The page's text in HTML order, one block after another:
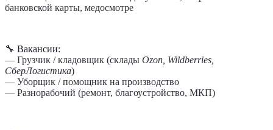
банковской карты, медосмотре
🔧 Вакансии:
— Грузчик / кладовщик (склады Ozon, Wildberries,
СберЛогистика)
— Уборщик / помощник на производство
— Разнорабочий (ремонт, благоустройство, МКП)